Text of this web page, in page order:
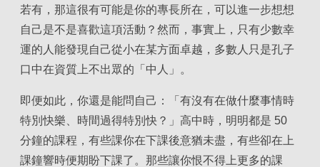
若有，那這很有可能是你的專長所在，可以進一步想想
自己是不是喜歡這項活動？然而，事實上，只有少數幸
運的人能發現自己從小在某方面卓越，多數人只是孔子
口中在資質上不出眾的「中人」。
即便如此，你還是能問自己：「有沒有在做什麼事情時
特別快樂、時間過得特別快？」高中時，明明都是 50
分鐘的課程，有些課你在下課後意猶未盡，有些卻在上
課鐘響時便期盼下課了。那些讓你恨不得上更多的課